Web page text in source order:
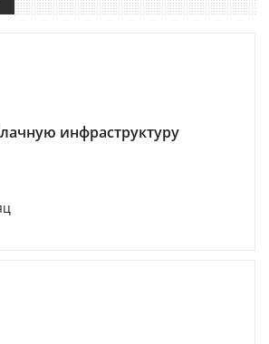
инфраструктуру